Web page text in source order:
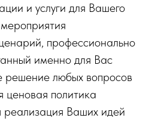
ГОДА МЫ
МЕРОПРИЯТИЯ
ВАС
и услуги для Вашего
мероприятия
профессионально
именно для Вас
решение любых вопросов
ценовая политика
реализация Ваших идей